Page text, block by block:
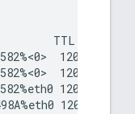
TTL
120
120
120
120